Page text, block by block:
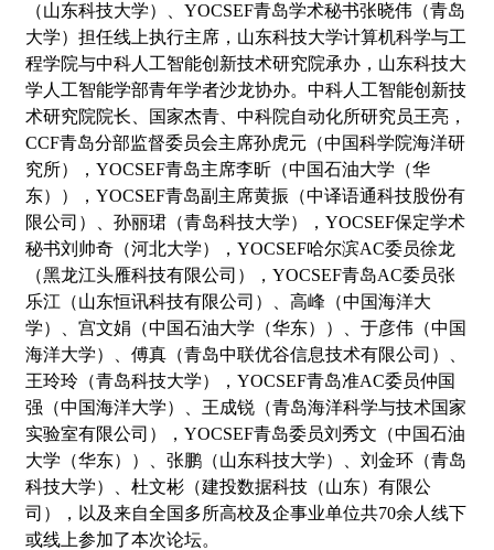
（山东科技大学）、 YOCSEF青岛学术秘书张晓伟（青岛
大学）担任线上执行主席，山东科技大学计算机科学与工
程学院与中科人工智能创新技术研究院承办，山东科技大
学人工智能学部青年学者沙龙协办。中科人工智能创新技
术研究院院长、国家杰青、中科院自动化所研究员王亮，
CCF青岛分部监督委员会主席孙虎元（中国科学院海洋研
究所）， YOCSEF青岛主席李昕（中国石油大学（华
东））， YOCSEF青岛副主席黄振（中译语通科技股份有
限公司）、孙丽珺（青岛科技大学）， YOCSEF保定学术
秘书刘帅奇（河北大学）， YOCSEF哈尔滨AC委员徐龙
（黑龙江头雁科技有限公司）， YOCSEF青岛AC委员张
乐江（山东恒讯科技有限公司）、高峰（中国海洋大
学）、宫文娟（中国石油大学（华东））、于彦伟（中国
海洋大学）、傅真（青岛中联优谷信息技术有限公司）、
王玲玲（青岛科技大学）， YOCSEF青岛准AC委员仲国
强（中国海洋大学）、王成锐（青岛海洋科学与技术国家
实验室有限公司）， YOCSEF青岛委员刘秀文（中国石油
大学（华东））、张鹏（山东科技大学）、刘金环（青岛
科技大学）、杜文彬（建投数据科技（山东）有限公
司），以及来自全国多所高校及企事业单位共70余人线下
或线上参加了本次论坛。